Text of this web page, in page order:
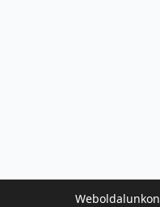
Weboldalunkon